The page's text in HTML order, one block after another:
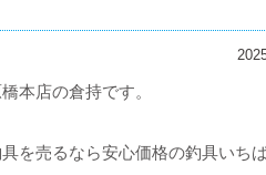
本店の倉持です。
を売るなら安心価格の釣具いち